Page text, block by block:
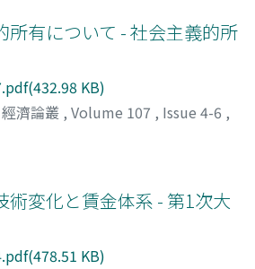
所有について - 社会主義的所
KB)
經濟論叢 , Volume 107 , Issue 4-6 ,
術変化と賃金体系 - 第1次大
KB)